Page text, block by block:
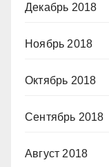
Декабрь 2018
Ноябрь 2018
Октябрь 2018
Сентябрь 2018
Август 2018